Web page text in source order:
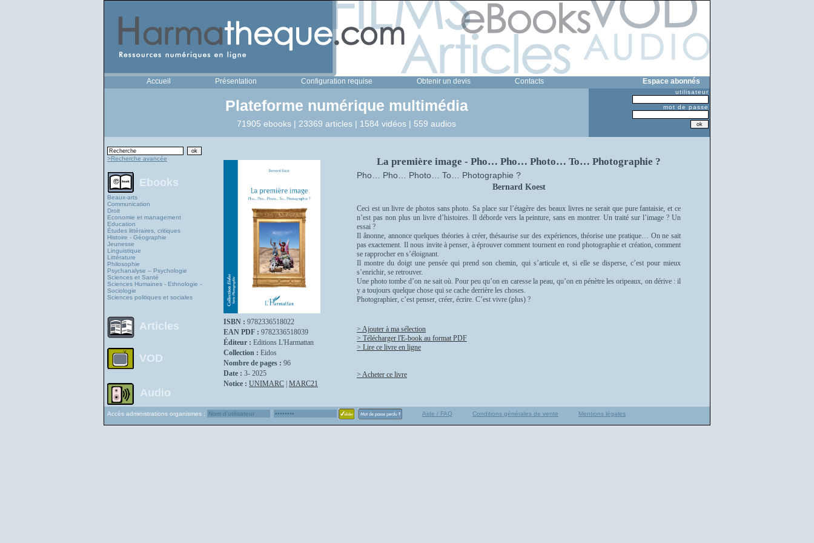
Accueil Présentation Configuration requise Obtenir un devis Contacts Espace abonnés
Plateforme numérique multimédia
71905 ebooks | 23369 articles | 1584 vidéos | 559 audios
utilisateur
mot de passe
>Recherche avancée
Ebooks
Beaux-arts
Communication
Droit
Economie et management
Education
Études littéraires, critiques
Histoire - Géographie
Jeunesse
Linguistique
Littérature
Philosophie
Psychanalyse – Psychologie
Sciences et Santé
Sciences Humaines - Ethnologie -
Sociologie
Sciences politiques et sociales
Articles
VOD
Audio
ISBN : 9782336518022
EAN PDF : 9782336518039
Éditeur : Editions L'Harmattan
Collection : Eidos
Nombre de pages : 96
Date : 3- 2025
Notice : UNIMARC MARC21
La première image - Pho… Pho… Photo… To… Photographie ?
Pho… Pho… Photo… To… Photographie ?
Bernard Koest
Ceci est un livre de photos sans photo. Sa place sur l’étagère des beaux livres ne serait que pure fantaisie, et ce
n’est pas non plus un livre d’histoires. Il déborde vers la peinture, sans en montrer. Un traité sur l’image ? Un
essai ?
Il ânonne, annonce quelques théories à créer, thésaurise sur des expériences, théorise une pratique… On ne sait
pas exactement. Il nous invite à penser, à éprouver comment tournent en rond photographie et création, comment
se rapprocher en s’éloignant.
Il montre du doigt une pensée qui prend son chemin, qui s’articule et, si elle se disperse, c’est pour mieux
s’enrichir, se retrouver.
Une photo tombe d’on ne sait où. Pour peu qu’on en caresse la peau, qu’on en pénètre les oripeaux, on dérive : il
y a toujours quelque chose qui se cache derrière les choses.
Photographier, c’est penser, créer, écrire. C’est vivre (plus) ?
> Ajouter à ma sélection
> Télécharger l'E-book au format PDF
> Lire ce livre en ligne
> Acheter ce livre
Accès administrations organismes : Aide / FAQ Conditions générales de vente Mentions légales